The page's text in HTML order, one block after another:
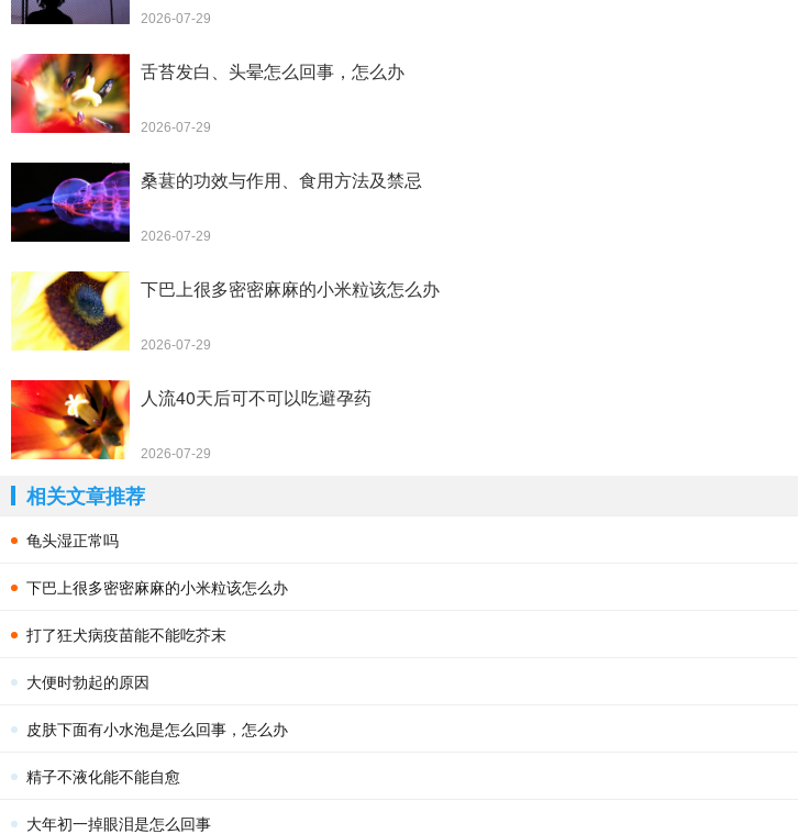
2026-07-29
舌苔发白、头晕怎么回事，怎么办
2026-07-29
桑葚的功效与作用、食用方法及禁忌
2026-07-29
下巴上很多密密麻麻的小米粒该怎么办
2026-07-29
人流40天后可不可以吃避孕药
2026-07-29
相关文章推荐
龟头湿正常吗
下巴上很多密密麻麻的小米粒该怎么办
打了狂犬病疫苗能不能吃芥末
大便时勃起的原因
皮肤下面有小水泡是怎么回事，怎么办
精子不液化能不能自愈
大年初一掉眼泪是怎么回事